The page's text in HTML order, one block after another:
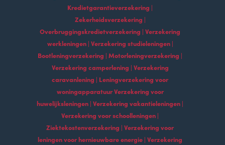
Kredietgarantieverzekering |
Zekerheidsverzekering |
Overbruggingskredietverzekering | Verzekering
werkleningen | Verzekering studieleningen |
Bootleningverzekering | Motorleningverzekering |
Verzekering camperlening | Verzekering
caravanlening | Leningverzekering voor
woningapparatuur Verzekering voor
huwelijksleningen | Verzekering vakantieleningen |
Verzekering voor schoolleningen |
Ziektekostenverzekering | Verzekering voor
leningen voor hernieuwbare energie | Verzekering